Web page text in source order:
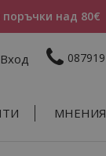
над 80€
Вход